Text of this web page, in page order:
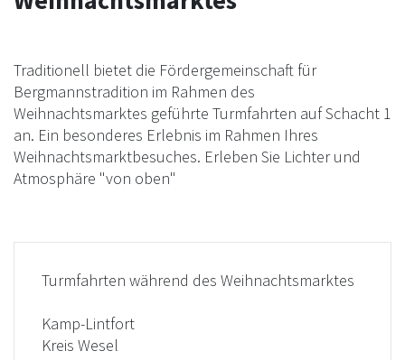
Traditionell bietet die Fördergemeinschaft für
Bergmannstradition im Rahmen des
Weihnachtsmarktes geführte Turmfahrten auf Schacht 1
an. Ein besonderes Erlebnis im Rahmen Ihres
Weihnachtsmarktbesuches. Erleben Sie Lichter und
Atmosphäre "von oben"
Turmfahrten während des Weihnachtsmarktes
Kamp-Lintfort
Kreis Wesel